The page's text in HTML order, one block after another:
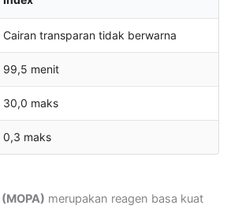
Cairan transparan tidak berwarna
99,5 menit
30,0 maks
0,3 maks
merupakan reagen basa kuat